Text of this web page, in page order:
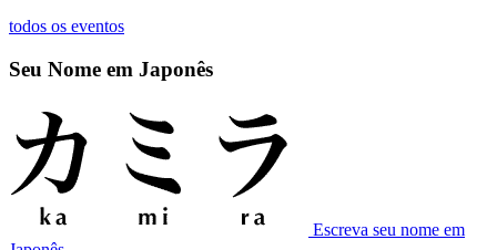
todos os eventos
Seu Nome em Japonês
Escreva seu nome em